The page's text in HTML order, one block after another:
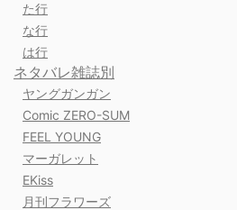
た行
な行
は行
ネタバレ雑誌別
ヤングガンガン
Comic ZERO-SUM
FEEL YOUNG
マーガレット
EKiss
月刊フラワーズ